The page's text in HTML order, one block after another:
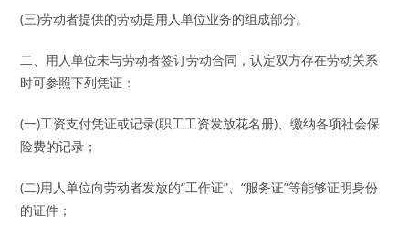
(三)劳动者提供的劳动是用人单位业务的组成部分。
二、用人单位未与劳动者签订劳动合同，认定双方存在劳动关系
时可参照下列凭证：
(一)工资支付凭证或记录(职工工资发放花名册)、缴纳各项社会保
险费的记录；
(二)用人单位向劳动者发放的“工作证”、“服务证”等能够证明身份
的证件；